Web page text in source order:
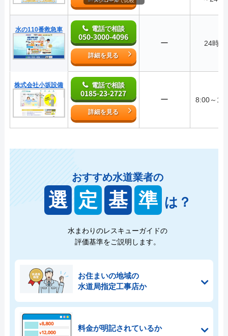
水の110番救急車 電話で相談
050-3000-4096
詳細を見る
ー 24時間
株式会社小坂設備 電話で相談
0185-23-2727
詳細を見る
ー 8:00～
おすすめ水道業者の
選 定 基 準 は？
水まわりのレスキューガイドの
評価基準をご説明します。
お住まいの地域の
水道局指定工事店か
料金が明記されているか